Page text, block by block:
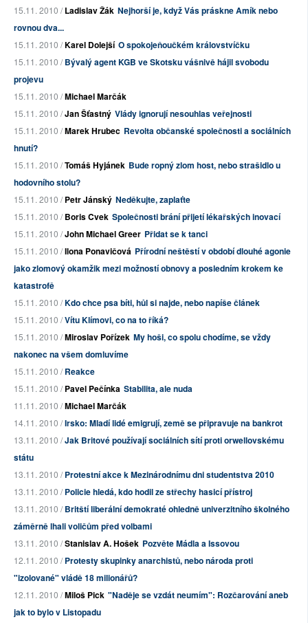
15.11. 2010 /Ladislav Žák Nejhorší je, když Vás práskne Amík nebo
rovnou dva...
15.11. 2010 /Karel Dolejší O spokojeňoučkém královstvíčku
15.11. 2010 /Bývalý agent KGB ve Skotsku vášnivě hájil svobodu
projevu
15.11. 2010 /Michael Marčák
15.11. 2010 /Jan Šťastný Vlády ignorují nesouhlas veřejnosti
15.11. 2010 /Marek Hrubec Revolta občanské společnosti a sociálních
hnutí?
15.11. 2010 /Tomáš Hyjánek Bude ropný zlom host, nebo strašidlo u
hodovního stolu?
15.11. 2010 /Petr Jánský Neděkujte, zaplaťte
15.11. 2010 /Boris Cvek Společnosti brání přijetí lékařských inovací
15.11. 2010 /John Michael Greer Přidat se k tanci
15.11. 2010 /Ilona Ponavičová Přírodní neštěstí v období dlouhé agonie
jako zlomový okamžik mezi možností obnovy a posledním krokem ke
katastrofě
15.11. 2010 /Kdo chce psa bíti, hůl si najde, nebo napíše článek
15.11. 2010 /Vítu Klímovi, co na to říká?
15.11. 2010 /Miroslav Pořízek My hoši, co spolu chodíme, se vždy
nakonec na všem domluvíme
15.11. 2010 /Reakce
15.11. 2010 /Pavel Pečínka Stabilita, ale nuda
11.11. 2010 /Michael Marčák
14.11. 2010 /Irsko: Mladí lidé emigrují, země se připravuje na bankrot
13.11. 2010 /Jak Britové používají sociálních sítí proti orwellovskému
státu
13.11. 2010 /Protestní akce k Mezinárodnímu dni studentstva 2010
13.11. 2010 /Policie hledá, kdo hodil ze střechy hasicí přístroj
13.11. 2010 /Britští liberální demokraté ohledně univerzitního školného
záměrně lhali voličům před volbami
13.11. 2010 /Stanislav A. Hošek Pozvěte Mádla a Issovou
12.11. 2010 /Protesty skupinky anarchistů, nebo národa proti
"izolované" vládě 18 milionářů?
12.11. 2010 /Miloš Pick "Naděje se vzdát neumím": Rozčarování aneb
jak to bylo v Listopadu